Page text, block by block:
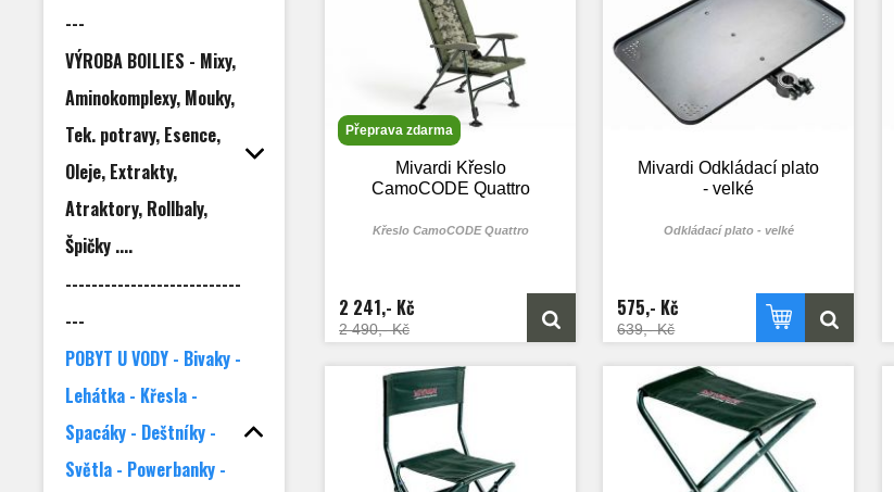
---
VÝROBA BOILIES - Mixy,
Aminokomplexy, Mouky,
Tek. potravy, Esence,
Oleje, Extrakty,
Atraktory, Rollbaly,
Špičky ....
---------------------------
---
POBYT U VODY - Bivaky -
Lehátka - Křesla -
Spacáky - Deštníky -
Světla - Powerbanky -
Přeprava zdarma
Mivardi Křeslo
CamoCODE Quattro
Křeslo CamoCODE Quattro
2 241,- Kč
2 490,- Kč
Mivardi Odkládací plato
- velké
Odkládací plato - velké
575,- Kč
639,- Kč